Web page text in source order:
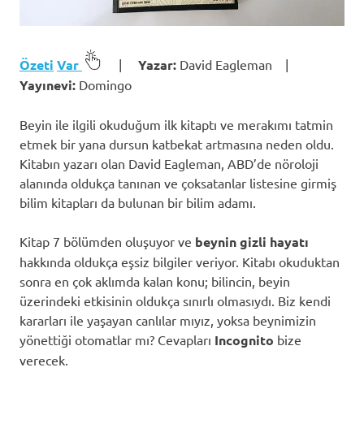
Özeti Var | Yazar: David Eagleman |
Yayınevi: Domingo
Beyin ile ilgili okuduğum ilk kitaptı ve merakımı tatmin
etmek bir yana dursun katbekat artmasına neden oldu.
Kitabın yazarı olan David Eagleman, ABD’de nöroloji
alanında oldukça tanınan ve çoksatanlar listesine girmiş
bilim kitapları da bulunan bir bilim adamı.
Kitap 7 bölümden oluşuyor ve beynin gizli hayatı
hakkında oldukça eşsiz bilgiler veriyor. Kitabı okuduktan
sonra en çok aklımda kalan konu; bilincin, beyin
üzerindeki etkisinin oldukça sınırlı olmasıydı. Biz kendi
kararları ile yaşayan canlılar mıyız, yoksa beynimizin
yönettiği otomatlar mı? Cevapları Incognito bize
verecek.